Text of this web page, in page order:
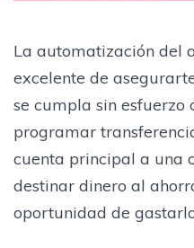
La automatización del
excelente de
se cumpla sin esfuerzo
programar
cuenta principal a una
destinar dinero al
oportunidad de